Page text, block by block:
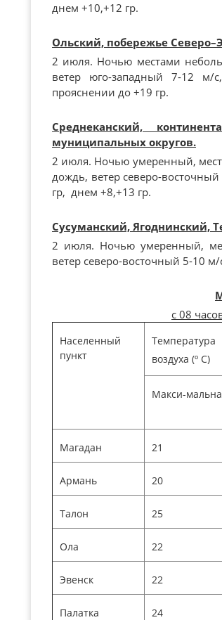
днем +10,+12 гр.
Ольский, побережье
2 июля. Ночью местами
ветер юго-западный 7-12 м/
прояснении до +19 гр.
Среднеканский,
муниципальных округов.
2 июля. Ночью умеренный,
дождь, ветер северо-
гр, днем +8,+13 гр.
Сусуманский, Ягоднинский,
2 июля. Ночью умеренный,
ветер северо-восточный 5-10
с 08
Населенный
пункт
Температура
воздуха (º С)
Макси-
Магадан 21
Армань 20
Талон 25
Ола 22
Эвенск 22
Палатка 24